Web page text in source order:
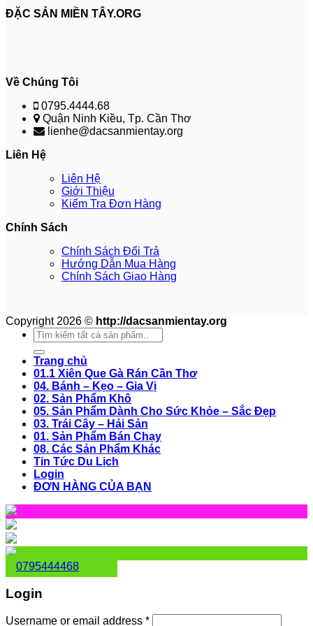
ĐẶC SẢN MIỀN TÂY.ORG
Về Chúng Tôi
0795.4444.68
Quận Ninh Kiều, Tp. Cần Thơ
lienhe@dacsanmientay.org
Liên Hệ
Liên Hệ
Giới Thiệu
Kiểm Tra Đơn Hàng
Chính Sách
Chính Sách Đổi Trả
Hướng Dẫn Mua Hàng
Chính Sách Giao Hàng
Copyright 2026 © http://dacsanmientay.org
Search
for:
Trang chủ
01.1 Xiên Que Gà Rán Cần Thơ
04. Bánh – Kẹo – Gia Vị
02. Sản Phẩm Khô
05. Sản Phẩm Dành Cho Sức Khỏe – Sắc Đẹp
03. Trái Cây – Hải Sản
01. Sản Phẩm Bán Chạy
08. Các Sản Phẩm Khác
Tin Tức Du Lịch
Login
ĐƠN HÀNG CỦA BẠN
0795444468
Login
Username or email address *